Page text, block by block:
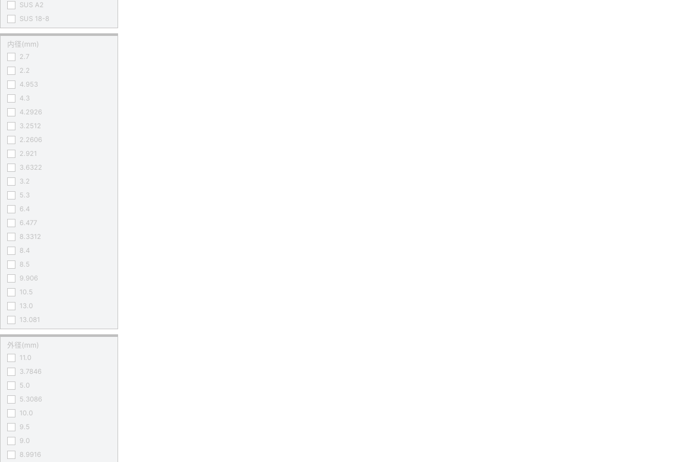
SUS A2
SUS 18-8
内径(mm)
2.7
2.2
4.953
4.3
4.2926
3.2512
2.2606
2.921
3.6322
3.2
5.3
6.4
6.477
8.3312
8.4
8.5
9.906
10.5
13.0
13.081
外径(mm)
11.0
3.7846
5.0
5.3086
10.0
9.5
9.0
8.9916